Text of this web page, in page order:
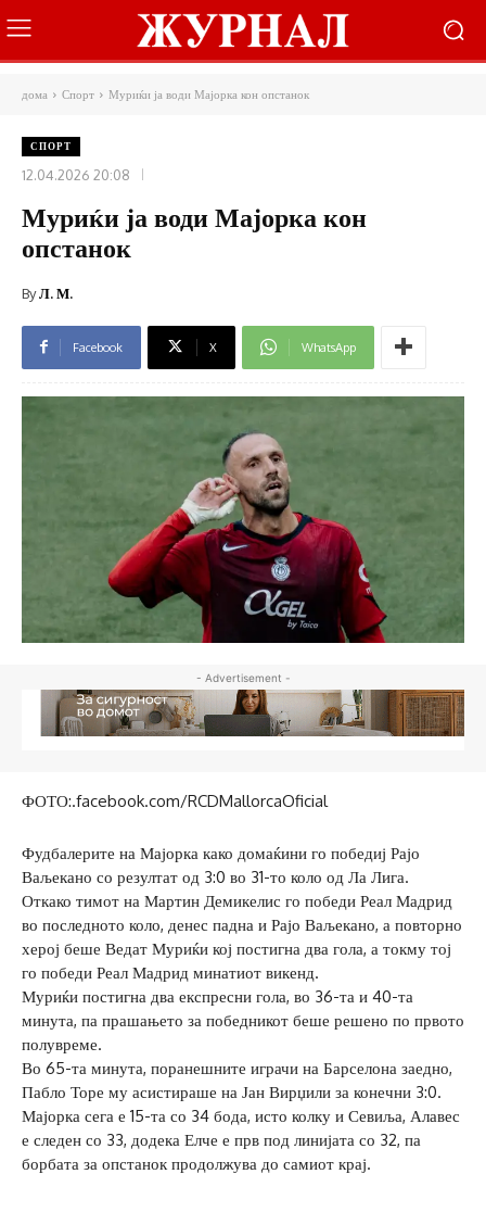
дома Спорт Муриќи ја води Мајорка кон опстанок
СПОРТ
12.04.2026 20:08
Муриќи ја води Мајорка кон
опстанок
ByЛ. М.
Facebook X WhatsApp
- Advertisement -
ФОТО:.facebook.com/RCDMallorcaOficial
Фудбалерите на Мајорка како домаќини го победиј Рајо
Ваљекано со резултат од 3:0 во 31-то коло од Ла Лига.
Откако тимот на Мартин Демикелис го победи Реал Мадрид
во последното коло, денес падна и Рајо Ваљекано, а повторно
херој беше Ведат Муриќи кој постигна два гола, а токму тој
го победи Реал Мадрид минатиот викенд.
Муриќи постигна два експресни гола, во 36-та и 40-та
минута, па прашањето за победникот беше решено по првото
полувреме.
Во 65-та минута, поранешните играчи на Барселона заедно,
Пабло Торе му асистираше на Јан Вирџили за конечни 3:0.
Мајорка сега е 15-та со 34 бода, исто колку и Севиља, Алавес
е следен со 33, додека Елче е прв под линијата со 32, па
борбата за опстанок продолжува до самиот крај.